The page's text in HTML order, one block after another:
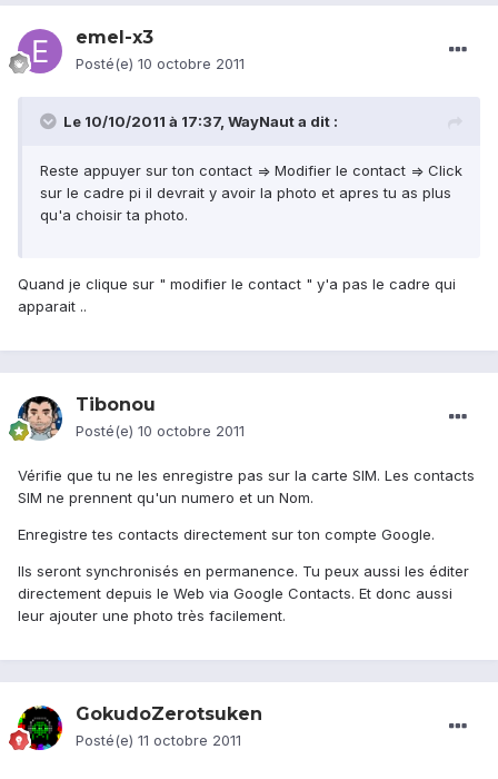
emel-x3
Posté(e) 10 octobre 2011
Le 10/10/2011 à 17:37, WayNaut a dit :
Reste appuyer sur ton contact => Modifier le contact => Click
sur le cadre pi il devrait y avoir la photo et apres tu as plus
qu'a choisir ta photo.
Quand je clique sur " modifier le contact " y'a pas le cadre qui
apparait ..
Tibonou
Posté(e) 10 octobre 2011
Vérifie que tu ne les enregistre pas sur la carte SIM. Les contacts
SIM ne prennent qu'un numero et un Nom.
Enregistre tes contacts directement sur ton compte Google.
Ils seront synchronisés en permanence. Tu peux aussi les éditer
directement depuis le Web via Google Contacts. Et donc aussi
leur ajouter une photo très facilement.
GokudoZerotsuken
Posté(e) 11 octobre 2011